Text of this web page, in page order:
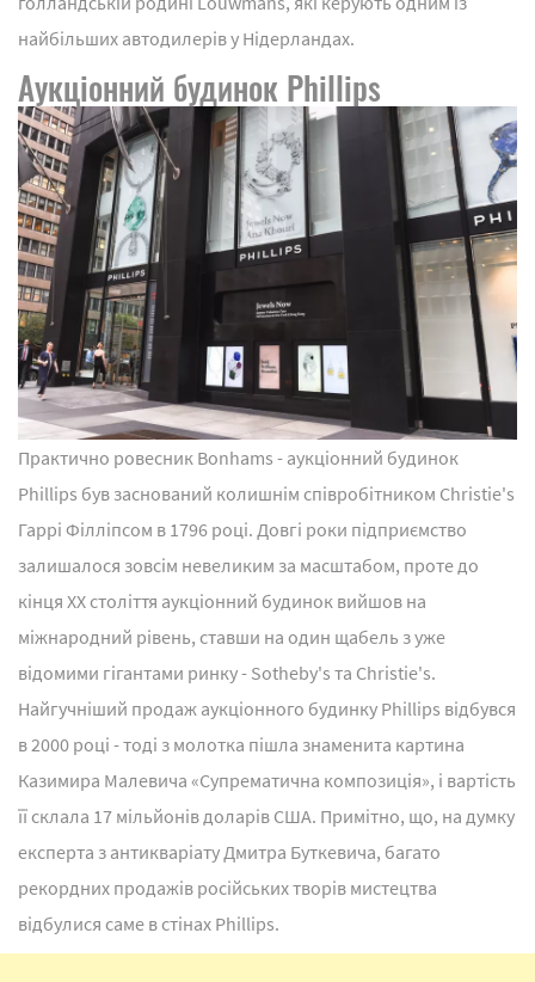
найбільших автодилерів у Нідерландах.
Аукціонний будинок Phillips
Практично ровесник Bonhams - аукціонний будинок
Phillips був заснований колишнім співробітником Christie's
Гаррі Філліпсом в 1796 році. Довгі роки підприємство
залишалося зовсім невеликим за масштабом, проте до
кінця XX століття аукціонний будинок вийшов на
міжнародний рівень, ставши на один щабель з уже
відомими гігантами ринку - Sotheby's та Christie's.
Найгучніший продаж аукціонного будинку Phillips відбувся
в 2000 році - тоді з молотка пішла знаменита картина
Казимира Малевича «Супрематична композиція», і вартість
її склала 17 мільйонів доларів США. Примітно, що, на думку
експерта з антикваріату Дмитра Буткевича, багато
рекордних продажів російських творів мистецтва
відбулися саме в стінах Phillips.